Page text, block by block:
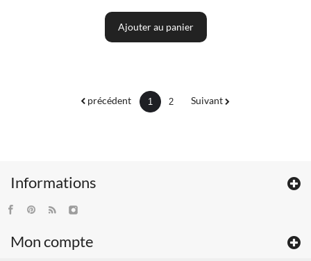
Ajouter au panier
précédent 1 2 Suivant
Informations
Mon compte